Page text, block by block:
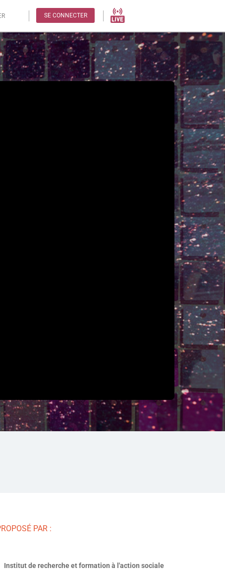
SE CONNECTER
PAR :
Institut de recherche et formation à l'action sociale